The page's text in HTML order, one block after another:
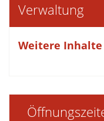
Verwaltung
Weitere Inhalte